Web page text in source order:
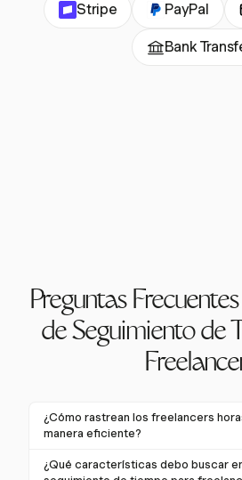
Stripe PayPal
Bank
Preguntas
de Seguimiento de
¿Cómo rastrean los freelancers
manera eficiente?
Los freelancers pueden rastrear
¿Qué características debo buscar